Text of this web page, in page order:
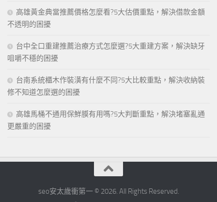
高雄黃金典當推薦價格怎麼看?5大估價重點，解決借款金額
不透明的困擾
台中全口重建推薦治療方式怎麼選?5大重建方案，解決缺牙
咀嚼不穩的困擾
台南系統櫃木作裝潢有什麼不同?5大比較重點，解決收納裝
修不知道怎麼選的困擾
高雄馬桶不通用保鮮膜有用嗎?5大判斷重點，解決堵塞亂通
更嚴重的困擾
seo安太歲衝第一 © 2026. All Rights Reserved.